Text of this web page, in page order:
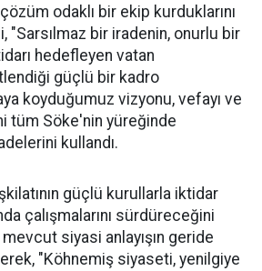
odaklı bir ekip kurduklarını
"Sarsılmaz bir iradenin, onurlu bir
hedefleyen vatan
güçlü bir kadro
koyduğumuz vizyonu, vefayı ve
tüm Söke'nin yüreğinde
kullandı.
güçlü kurullarla iktidar
çalışmalarını sürdüreceğini
siyasi anlayışın geride
"Köhnemiş siyaseti, yenilgiye